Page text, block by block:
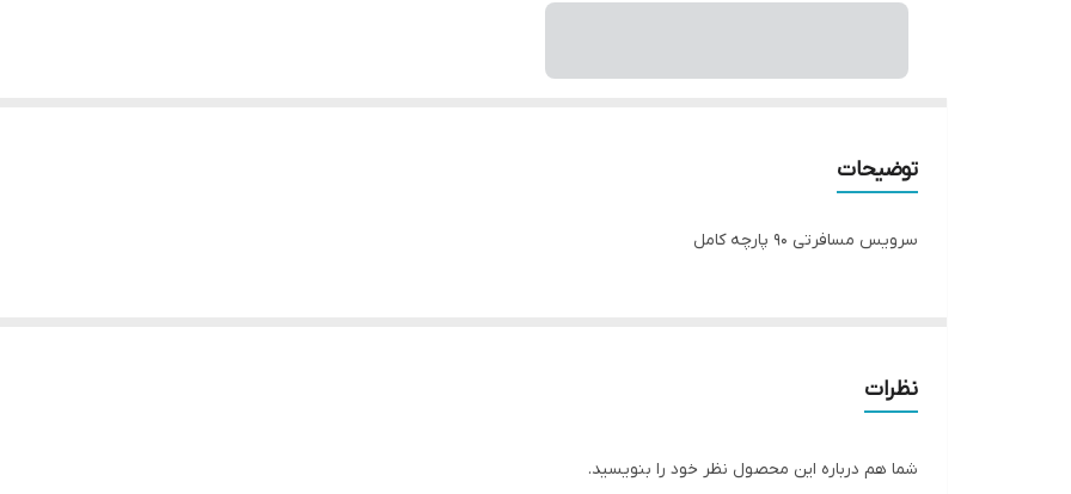
توضیحات
سرویس مسافرتی ۹۰ پارچه کامل
نظرات
شما هم درباره این محصول نظر خود را بنویسید.